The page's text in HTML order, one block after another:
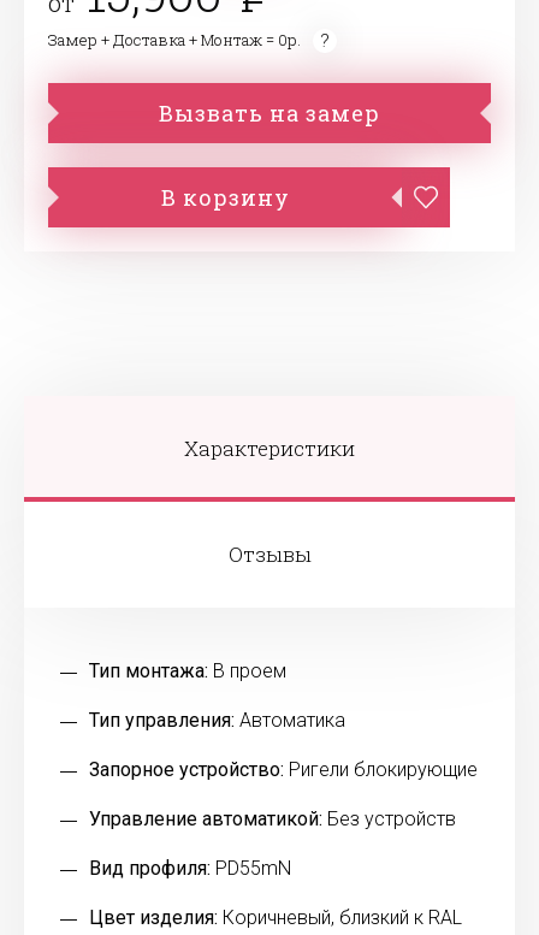
Замер + Доставка + Монтаж = 0р.
Вызвать на замер
В корзину
Характеристики
Отзывы
Тип монтажа: В проем
Тип управления: Автоматика
Запорное устройство: Ригели блокирующие
Управление автоматикой: Без устройств
Вид профиля: PD55mN
Цвет изделия: Коричневый, близкий к RAL